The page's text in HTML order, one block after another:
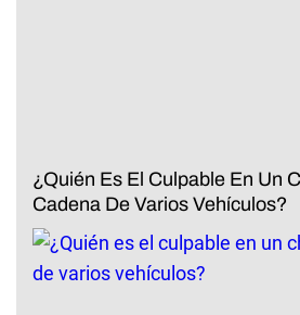
¿Quién Es El Culpable En Un
Cadena De Varios Vehículos?